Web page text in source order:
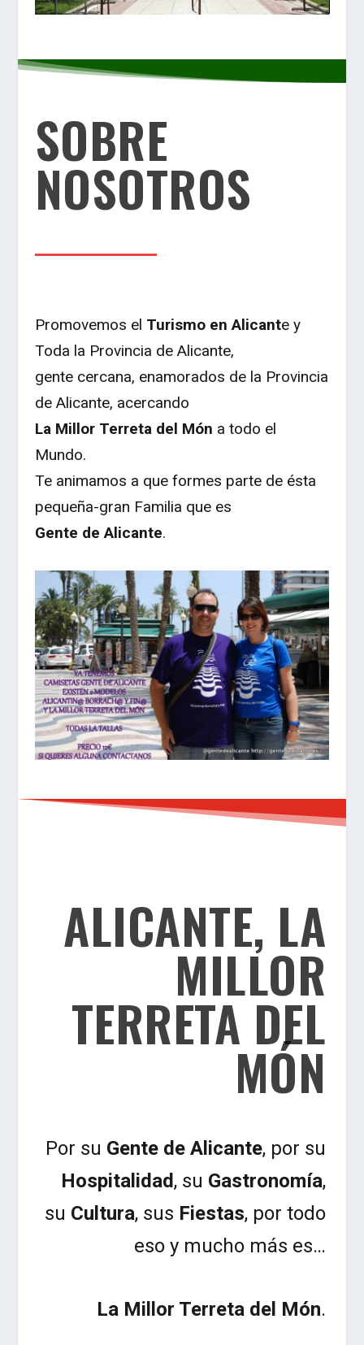
SOBRE
NOSOTROS
Promovemos el Turismo en Alicantey
Toda la Provincia de Alicante,
gente cercana, enamorados de la Provincia
de Alicante, acercando
La Millor Terreta del Món a todo el
Mundo.
Te animamos a que formes parte de ésta
pequeña-gran Familia que es
Gente de Alicante.
ALICANTE, LA
MILLOR
TERRETA DEL
MÓN
Por su Gente de Alicante, por su
Hospitalidad, su Gastronomía,
su Cultura, sus Fiestas, por todo
eso y mucho más es…
La Millor Terreta del Món.